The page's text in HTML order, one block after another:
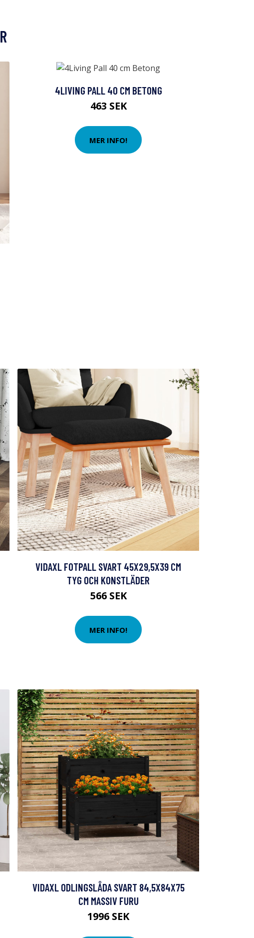
4LIVING PALL 40 CM BETONG
463 SEK
MER INFO!
VIDAXL FOTPALL SVART 45X29,5X39 CM
TYG OCH KONSTLÄDER
566 SEK
MER INFO!
VIDAXL ODLINGSLÅDA SVART 84,5X84X75
CM MASSIV FURU
1996 SEK